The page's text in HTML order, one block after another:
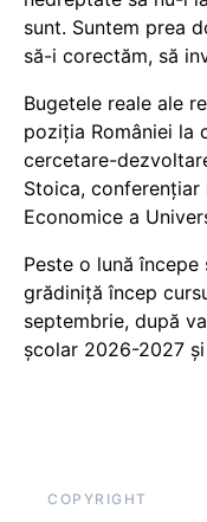
sunt. Suntem prea
să-i corectăm, să
Bugetele reale ale
poziția României la
cercetare-
Stoica,
Economice a
Peste o lună
grădiniță încep
septembrie, după
școlar 2026-2027
COPYRIGHT